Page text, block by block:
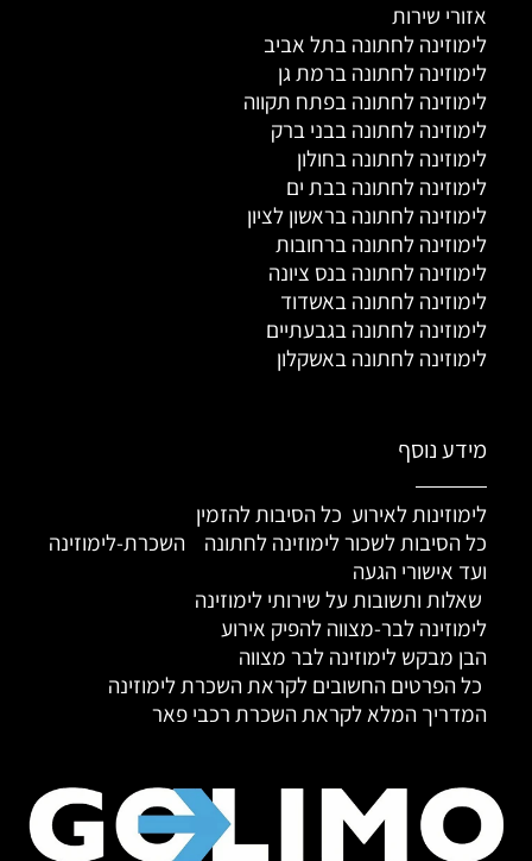
אזורי שירות
לימוזינה לחתונה בתל אביב
לימוזינה לחתונה ברמת גן
לימוזינה לחתונה בפתח תקווה
לימוזינה לחתונה בבני ברק
לימוזינה לחתונה בחולון
לימוזינה לחתונה בבת ים
לימוזינה לחתונה בראשון לציון
לימוזינה לחתונה ברחובות
לימוזינה לחתונה בנס ציונה
לימוזינה לחתונה באשדוד
לימוזינה לחתונה בגבעתיים
לימוזינה לחתונה באשקלון
מידע נוסף
לימוזינות לאירוע כל הסיבות להזמין
כל הסיבות לשכור לימוזינה לחתונה
השכרת-לימוזינה
ועד אישורי הגעה
שאלות ותשובות על שירותי לימוזינה
לימוזינה לבר-מצווה להפיק אירוע
הבן מבקש לימוזינה לבר מצווה
כל הפרטים החשובים לקראת השכרת לימוזינה
המדריך המלא לקראת השכרת רכבי פאר